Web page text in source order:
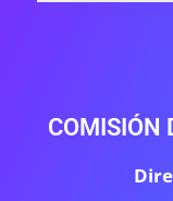
COMISIÓN